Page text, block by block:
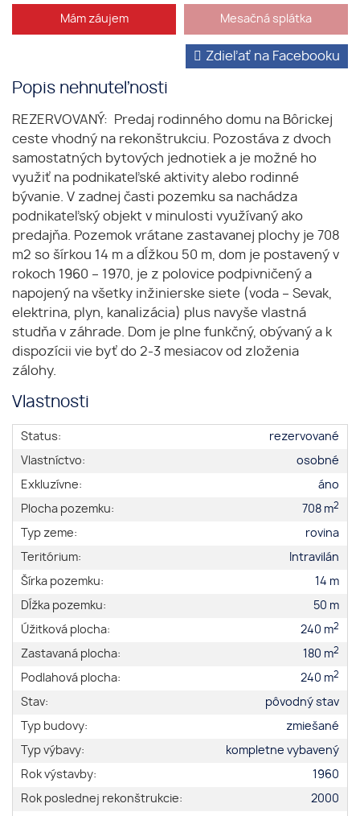
Mám záujem Mesačná splátka
Popis nehnuteľnosti
Zdieľať na Facebooku
REZERVOVANÝ: Predaj rodinného domu na Bôrickej
ceste vhodný na rekonštrukciu. Pozostáva z dvoch
samostatných bytových jednotiek a je možné ho
využiť na podnikateľské aktivity alebo rodinné
bývanie. V zadnej časti pozemku sa nachádza
podnikateľský objekt v minulosti využívaný ako
predajňa. Pozemok vrátane zastavanej plochy je 708
m2 so šírkou 14 m a dĺžkou 50 m, dom je postavený v
rokoch 1960 – 1970, je z polovice podpivničený a
napojený na všetky inžinierske siete (voda – Sevak,
elektrina, plyn, kanalizácia) plus navyše vlastná
studňa v záhrade. Dom je plne funkčný, obývaný a k
dispozícii vie byť do 2-3 mesiacov od zloženia
zálohy.
Vlastnosti
Status:
rezervované
Vlastníctvo:
osobné
Exkluzívne:
áno
Plocha pozemku:
708 m2
Typ zeme:
rovina
Teritórium:
Intravilán
Šírka pozemku:
14 m
Dĺžka pozemku:
50 m
Úžitková plocha:
240 m2
Zastavaná plocha: 180 m2
Podlahová plocha: 240 m2
Stav:
pôvodný stav
Typ budovy:
zmiešané
Typ výbavy:
kompletne vybavený
Rok výstavby:
1960
Rok poslednej rekonštrukcie:
2000